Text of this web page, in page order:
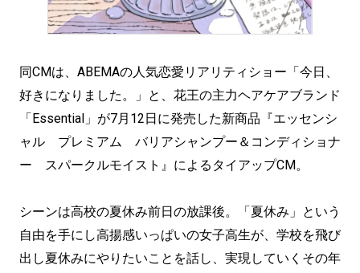
同CMは、ABEMAの人気恋愛リアリティショー「今日、
好きになりました。」と、花王の主力ヘアケアブランド
「Essential」が7月12日に発売した新商品『エッセンシ
ャル プレミアム バリアシャンプー＆コンディショナ
ー スパークルモイスト』によるタイアップCM。
シーンは高校の夏休み前日の放課後。「夏休み」という
自由を手にし高揚感いっぱいの女子高生が、学校を飛び
出し夏休みにやりたいことを話し、実現していくその年